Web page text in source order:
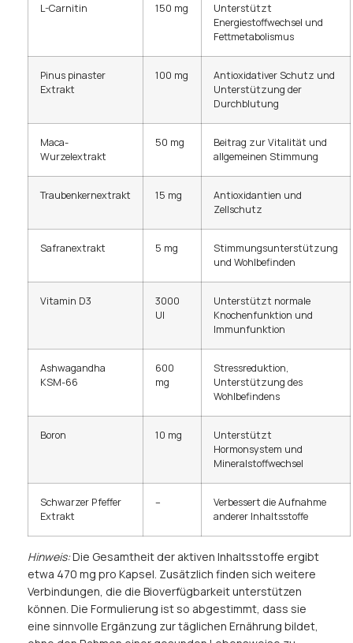
L-Carnitin 150 mg
Unterstützt
Energiestoffwechsel und
Fettmetabolismus
Pinus pinaster
Extrakt
100 mg
Antioxidativer Schutz und
Unterstützung der
Durchblutung
Maca-
Wurzelextrakt
50 mg
Beitrag zur Vitalität und
allgemeinen Stimmung
Traubenkernextrakt 15 mg
Antioxidantien und
Zellschutz
Safranextrakt 5 mg
Stimmungsunterstützung
und Wohlbefinden
Vitamin D3
3000
UI
Unterstützt normale
Knochenfunktion und
Immunfunktion
Ashwagandha
KSM-66
600
mg
Stressreduktion,
Unterstützung des
Wohlbefindens
Boron 10 mg
Unterstützt
Hormonsystem und
Mineralstoffwechsel
Schwarzer Pfeffer
Extrakt
–
Verbessert die Aufnahme
anderer Inhaltsstoffe
Hinweis:Die Gesamtheit der aktiven Inhaltsstoffe ergibt
etwa 470 mg pro Kapsel. Zusätzlich finden sich weitere
Verbindungen, die die Bioverfügbarkeit unterstützen
können. Die Formulierung ist so abgestimmt, dass sie
eine sinnvolle Ergänzung zur täglichen Ernährung bildet,